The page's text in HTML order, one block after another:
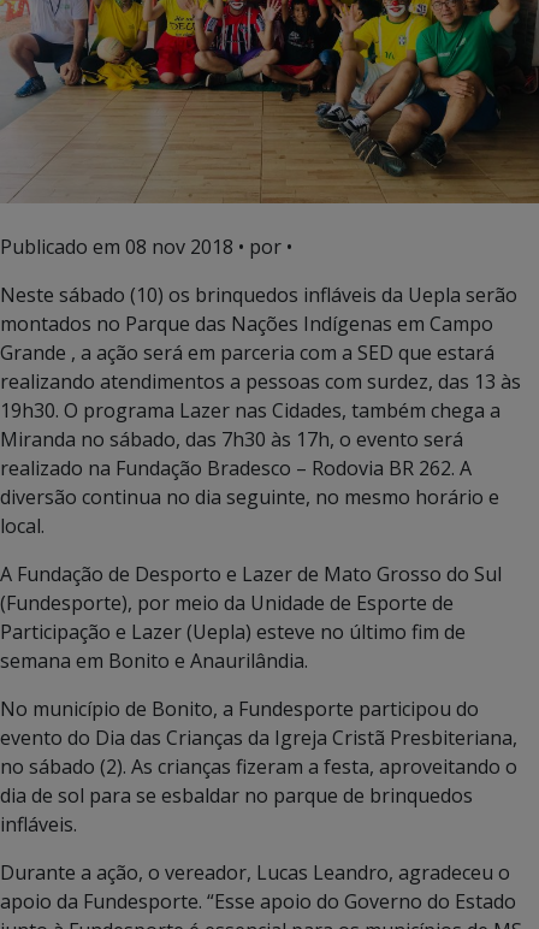
Publicado em 08 nov 2018 • por •
Neste sábado (10) os brinquedos infláveis da Uepla serão
montados no Parque das Nações Indígenas em Campo
Grande , a ação será em parceria com a SED que estará
realizando atendimentos a pessoas com surdez, das 13 às
19h30. O programa Lazer nas Cidades, também chega a
Miranda no sábado, das 7h30 às 17h, o evento será
realizado na Fundação Bradesco – Rodovia BR 262. A
diversão continua no dia seguinte, no mesmo horário e
local.
A Fundação de Desporto e Lazer de Mato Grosso do Sul
(Fundesporte), por meio da Unidade de Esporte de
Participação e Lazer (Uepla) esteve no último fim de
semana em Bonito e Anaurilândia.
No município de Bonito, a Fundesporte participou do
evento do Dia das Crianças da Igreja Cristã Presbiteriana,
no sábado (2). As crianças fizeram a festa, aproveitando o
dia de sol para se esbaldar no parque de brinquedos
infláveis.
Durante a ação, o vereador, Lucas Leandro, agradeceu o
apoio da Fundesporte. “Esse apoio do Governo do Estado